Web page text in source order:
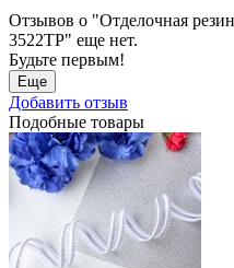
Отзывов о "Отделочная
3522ТР" еще нет.
Будьте первым!
Еще
Добавить отзыв
Подобные товары